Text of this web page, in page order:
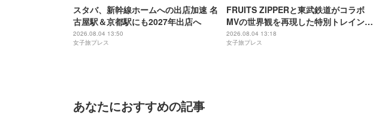
スタバ、新幹線ホームへの出店加速 名
古屋駅＆京都駅にも2027年出店へ
2026.08.04 13:50
女子旅プレス
FRUITS ZIPPERと東武鉄道がコラボ
MVの世界観を再現した特別トレイン＆
メンバーの限定アナウンス
2026.08.04 13:18
女子旅プレス
あなたにおすすめの記事